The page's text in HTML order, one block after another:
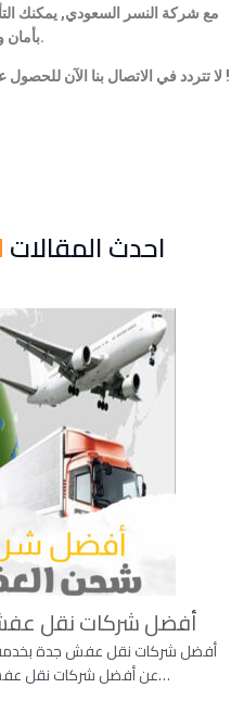
مع شركة النسر السعودي, يمكنك
بأمان وسلامة.
لا تتردد في الاتصال بنا الآن للحصول على أفضل خدمة لنقل عفشك في جدة !
احدث المقالات
أفضل شركات نقل
أفضل شركات نقل عفش جدة بخدمة
عن أفضل شركات نقل عفش جدة بخدمة احترافية، فإن…